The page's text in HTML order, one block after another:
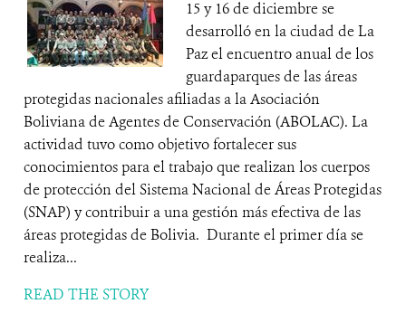
15 y 16 de diciembre se
desarrolló en la ciudad de La
Paz el encuentro anual de los
guardaparques de las áreas
protegidas nacionales afiliadas a la Asociación
Boliviana de Agentes de Conservación (ABOLAC). La
actividad tuvo como objetivo fortalecer sus
conocimientos para el trabajo que realizan los cuerpos
de protección del Sistema Nacional de Áreas Protegidas
(SNAP) y contribuir a una gestión más efectiva de las
áreas protegidas de Bolivia. Durante el primer día se
realiza...
READ THE STORY